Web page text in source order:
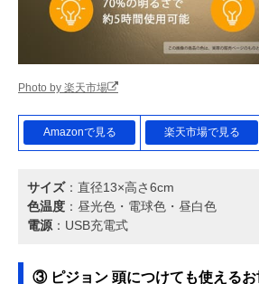
Photo by 楽天市場
Amazonで見る 楽天市場で見る
サイズ：直径13×高さ6cm
色温度 ：昼光色・電球色・昼白色
電源 ：USB充電式
③ ピジョン 頭につけても使えるお